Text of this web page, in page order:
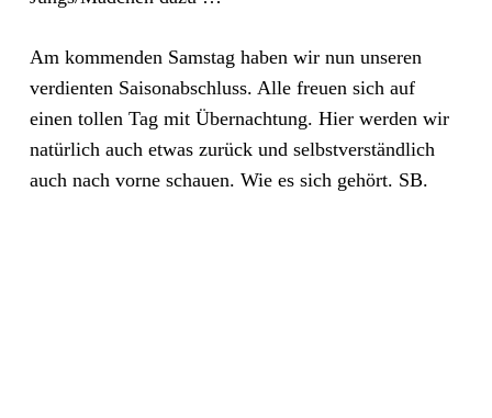
Am kommenden Samstag haben wir nun unseren
verdienten Saisonabschluss. Alle freuen sich auf
einen tollen Tag mit Übernachtung. Hier werden wir
natürlich auch etwas zurück und selbstverständlich
auch nach vorne schauen. Wie es sich gehört. SB.